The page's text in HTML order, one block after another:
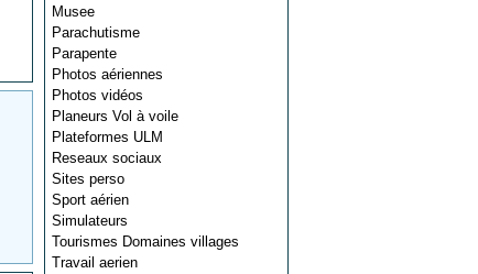
Musee
Parachutisme
Parapente
Photos aériennes
Photos vidéos
Planeurs Vol à voile
Plateformes ULM
Reseaux sociaux
Sites perso
Sport aérien
Simulateurs
Tourismes Domaines villages
Travail aerien